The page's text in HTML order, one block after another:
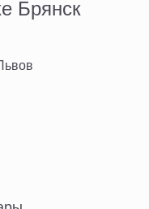
Брянск